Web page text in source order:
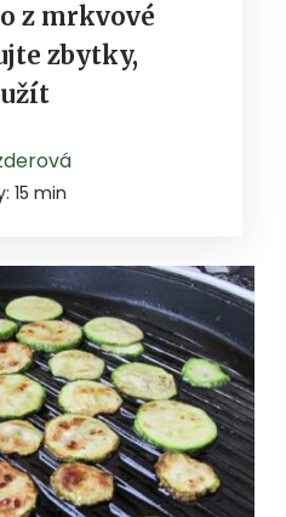
z mrkvové
zbytky,
15 min